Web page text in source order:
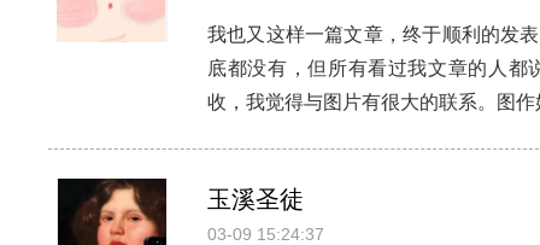
我也又这样一篇文章，终于顺利的发
底都没有，但所有看过我文章的人
收，我觉得与图片有很大的联系。图
玉溪圣徒
03-09 15:24:37